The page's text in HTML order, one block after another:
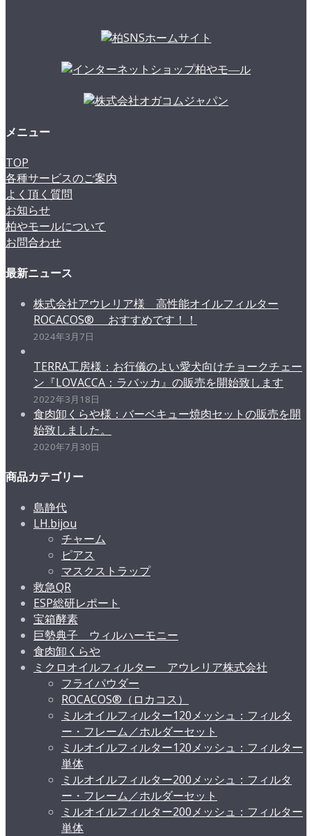
メニュー
TOP
各種サービスのご案内
よく頂く質問
お知らせ
柏やモールについて
お問合わせ
最新ニュース
株式会社アウレリア様 高性能オイルフィルター
ROCACOS® おすすめです！！
2024年3月7日
TERRA工房様：お行儀のよい愛犬向けチョークチェー
ン『LOVACCA：ラバッカ』の販売を開始致します
2022年3月18日
食肉卸くらや様：バーベキュー焼肉セットの販売を開
始致しました。
2020年7月30日
商品カテゴリー
島静代
LH.bijou
チャーム
ピアス
マスクストラップ
救急QR
ESP総研レポート
宝箱酵素
巨勢典子 ウィルハーモニー
食肉卸くらや
ミクロオイルフィルター アウレリア株式会社
フライパウダー
ROCACOS®（ロカコス）
ミルオイルフィルター120メッシュ：フィルタ
ー・フレーム／ホルダーセット
ミルオイルフィルター120メッシュ：フィルター
単体
ミルオイルフィルター200メッシュ：フィルタ
ー・フレーム／ホルダーセット
ミルオイルフィルター200メッシュ：フィルター
単体